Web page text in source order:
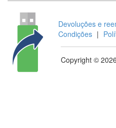
Devoluções e
Condições |
Copyright © 2026